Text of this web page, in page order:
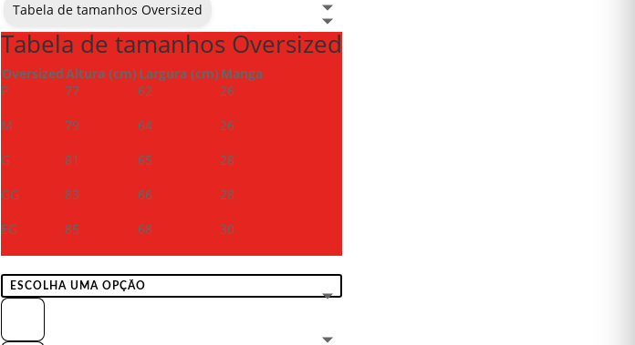
Tabela de tamanhos Oversized
Tabela de tamanhos Oversized
OversizedAltura (cm) Largura (cm) Manga
P
77 62
26
M
79 64
26
G
81 65
28
GG
83 66
28
EG
85 68 30